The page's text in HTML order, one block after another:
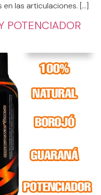
las articulaciones. […]
POTENCIADOR